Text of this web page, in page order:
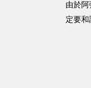
由於
定要和